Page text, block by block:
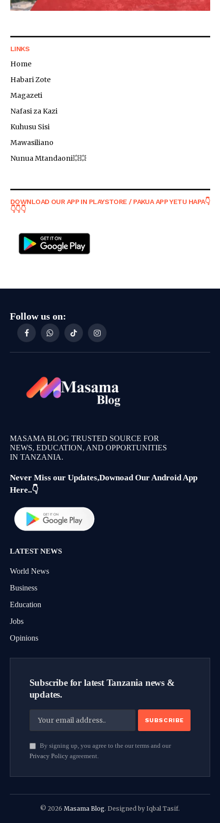
LINKS
Home
Habari Zote
Magazeti
Nafasi za Kazi
Kuhusu Sisi
Mawasiliano
Nunua Mtandaoni💥💥
DOWNLOAD OUR APP IN PLAYSTORE / PAKUA APP YETU HAPA👇
👇👇👇
Follow us on:
FacebookWhatsAppTikTokInstagram
MASAMA BLOG TRUSTED SOURCE FOR
NEWS, EDUCATION, AND OPPORTUNITIES
IN TANZANIA.
Never Miss our Updates,Downoad Our Android App
Here..👇
LATEST NEWS
World News
Business
Education
Jobs
Opinions
Subscribe for latest Tanzania news &
updates.
By signing up, you agree to the our terms and our
Privacy Policyagreement.
© 2026 Masama Blog. Designed by Iqbal Tasif.